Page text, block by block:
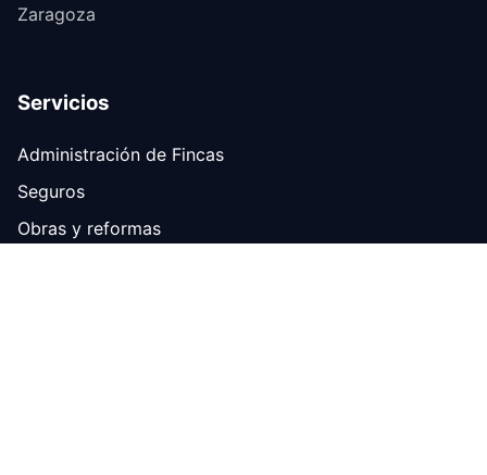
Zaragoza
Servicios
Administración de Fincas
Seguros
Obras y reformas